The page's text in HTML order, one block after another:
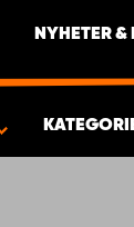
NYHETER